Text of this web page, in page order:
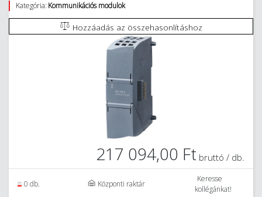
Kategória: Kommunikációs modulok
Hozzáadás az összehasonlításhoz
217 094,00 Ft bruttó / db.
0 db. Központi raktár
Keresse
kollégánkat!